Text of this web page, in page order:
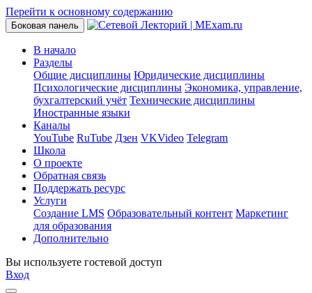
Перейти к основному содержанию
Боковая панель
В начало
Разделы
Общие дисциплины Юридические дисциплины
Психологические дисциплины Экономика, управление,
бухгалтерский учёт Технические дисциплины
Иностранные языки
Каналы
YouTube RuTube Дзен VKVideo Telegram
Школа
О проекте
Обратная связь
Поддержать ресурс
Услуги
Создание LMS Образовательный контент Маркетинг
для образования
Дополнительно
Вы используете гостевой доступ
Вход